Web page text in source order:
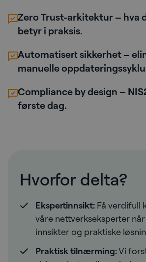
Zero Trust-arkitektur – hva
betyr i praksis.
Automatisert sikkerhet –
manuelle
Compliance by design –
første dag.
Hvorfor delta?
Ekspertinnsikt: Få verdifull
våre nettverkseksperter
innsikter og praktiske
Praktisk tilnærming:Vi